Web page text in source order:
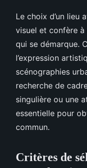
Le choix d’un lieu
visuel et confère
qui se démarque.
l’expression
scénographies
recherche de
singulière ou une
essentielle pour
commun.
Critères de